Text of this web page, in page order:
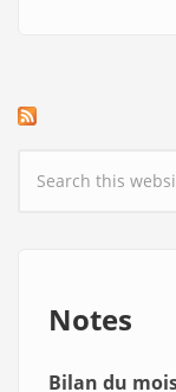
Search form
Notes
Bilan du